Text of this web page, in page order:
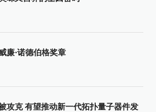
廉·诺德伯格奖章
攻克 有望推动新一代拓扑量子器件发